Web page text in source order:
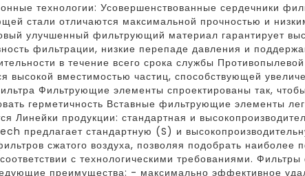
технологии: Усовершенствованные сердечники
стали отличаются максимальной прочностью и
улучшенный фильтрующий материал гарантирует
фильтрации, низкие перепаде давления и
в течение всего срока службы
высокой вместимостью частиц, способствующей
Фильтрующие элементы спроектированы так, чтобы
герметичность Вставные фильтрующие элементы
Линейки продукции: стандартная и
предлагает стандартную (S) и
сжатого воздуха, позволяя подобрать наиболее
с технологическими требованиями.
преимущества: - максимально эффективное